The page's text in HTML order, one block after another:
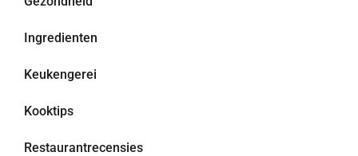
Ingredienten
Keukengerei
Kooktips
Restaurantrecensies